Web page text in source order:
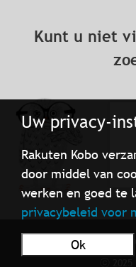
Uw privacy-
Rakuten Kobo
door middel van
werken en goed te
privacybeleid voor
Ok
Kunt u niet